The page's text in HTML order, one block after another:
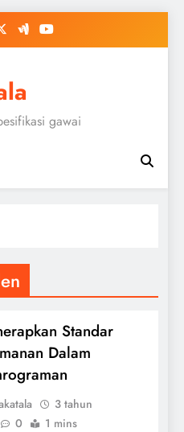
gawai
Standar
Dalam
3 tahun
0 1 mins